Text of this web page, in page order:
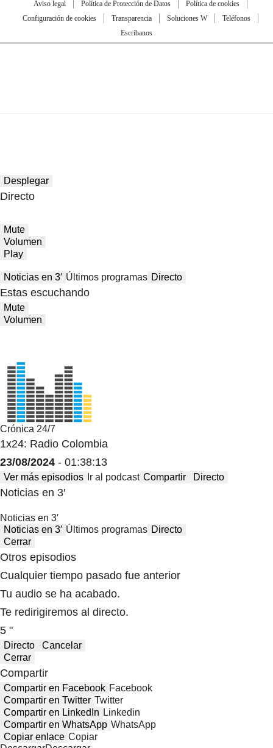
Aviso legal Política de Protección de Datos
Política de cookies
Configuración de cookies
Transparencia Soluciones W
Teléfonos
Escríbanos
Desplegar
Directo
Mute
Volumen
Play
Noticias en 3′ Últimos programas Directo
Estas escuchando
Mute
Volumen
Crónica 24/7
1x24: Radio Colombia
23/08/2024 - 01:38:13
Ver más episodios Ir al podcast Compartir Directo
Noticias en 3′
Noticias en 3′
Noticias en 3′ Últimos programas Directo
Cerrar
Otros episodios
Cualquier tiempo pasado fue anterior
Tu audio se ha acabado.
Te redirigiremos al directo.
5 "
Directo
Cancelar
Cerrar
Compartir
Compartir en Facebook Facebook
Compartir en Twitter Twitter
Compartir en LinkedIn Linkedin
Compartir en WhatsApp WhatsApp
Copiar enlace Copiar